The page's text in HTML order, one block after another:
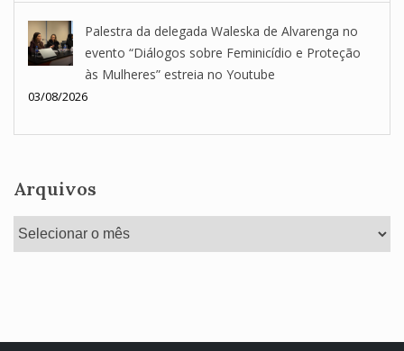
Palestra da delegada Waleska de Alvarenga no
evento “Diálogos sobre Feminicídio e Proteção
às Mulheres” estreia no Youtube
03/08/2026
Arquivos
Arquivos